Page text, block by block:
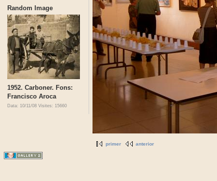
Random Image
1952. Carboner. Fons:
Francisco Aroca
Data: 10/11/08 Visites: 15660
primer anterior